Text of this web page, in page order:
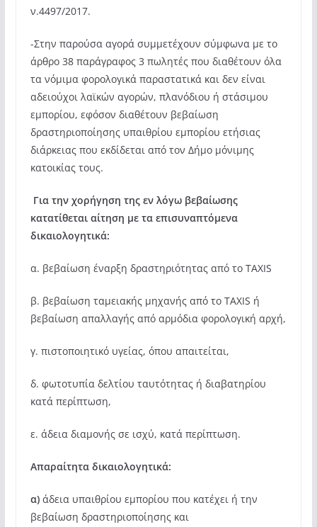
ν.4497/2017.
-Στην παρούσα αγορά συμμετέχουν σύμφωνα με το
άρθρο 38 παράγραφος 3 πωλητές που διαθέτουν όλα
τα νόμιμα φορολογικά παραστατικά και δεν είναι
αδειούχοι λαϊκών αγορών, πλανόδιου ή στάσιμου
εμπορίου, εφόσον διαθέτουν βεβαίωση
δραστηριοποίησης υπαιθρίου εμπορίου ετήσιας
διάρκειας που εκδίδεται από τον Δήμο μόνιμης
κατοικίας τους.
Για την χορήγηση της εν λόγω βεβαίωσης
κατατίθεται αίτηση με τα επισυναπτόμενα
δικαιολογητικά:
α. βεβαίωση έναρξη δραστηριότητας από το ΤΑΧΙS
β. βεβαίωση ταμειακής μηχανής από το ΤΑΧΙS ή
βεβαίωση απαλλαγής από αρμόδια φορολογική αρχή,
γ. πιστοποιητικό υγείας, όπου απαιτείται,
δ. φωτοτυπία δελτίου ταυτότητας ή διαβατηρίου
κατά περίπτωση,
ε. άδεια διαμονής σε ισχύ, κατά περίπτωση.
Απαραίτητα δικαιολογητικά:
α)άδεια υπαιθρίου εμπορίου που κατέχει ή την
βεβαίωση δραστηριοποίησης και